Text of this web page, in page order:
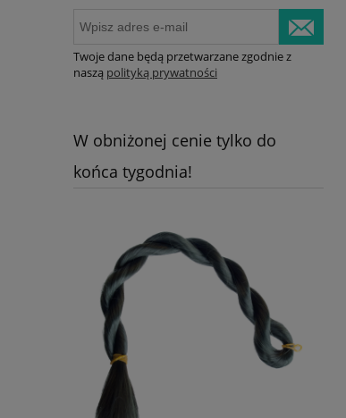
Twoje dane będą przetwarzane zgodnie z
naszą polityką prywatności
W obniżonej cenie tylko do
końca tygodnia!